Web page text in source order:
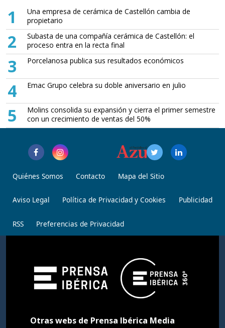
1
Una empresa de cerámica de Castellón cambia de
propietario
2
Subasta de una compañía cerámica de Castellón: el
proceso entra en la recta final
3 Porcelanosa publica sus resultados económicos
4 Emac Grupo celebra su doble aniversario en julio
5
Molins consolida su expansión y cierra el primer semestre
con un crecimiento de ventas del 50%
Quiénes Somos Contacto Mapa del Sitio
Aviso Legal Política de Privacidad y Cookies Publicidad
RSS Preferencias de Privacidad
Otras webs de Prensa Ibérica Media